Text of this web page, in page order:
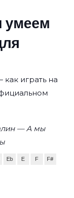
играть на
— А мы
Eb E F F#